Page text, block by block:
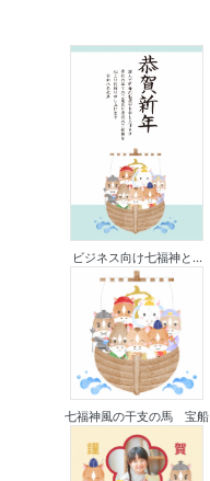
ビジネス向け七福神と...
七福神風の干支の馬 宝船